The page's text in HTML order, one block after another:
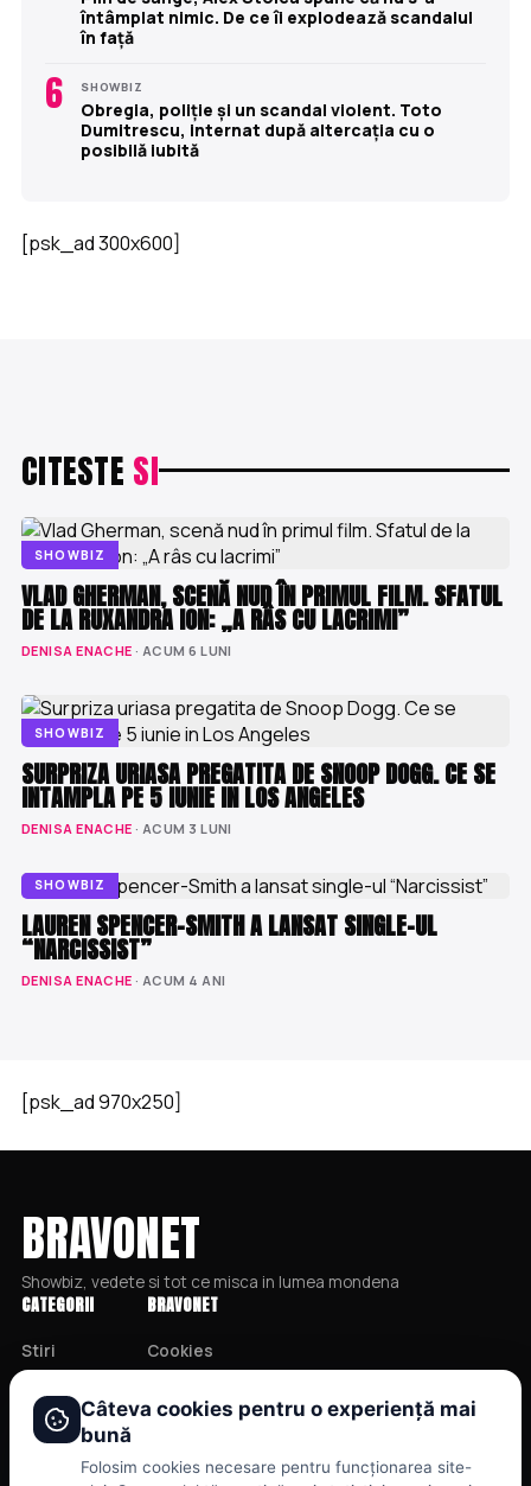
întâmplat nimic. De ce îi explodează scandalul
în față
6 SHOWBIZ
Obregia, poliție și un scandal violent. Toto
Dumitrescu, internat după altercația cu o
posibilă iubită
[psk_ad 300x600]
CITESTE SI
SHOWBIZ
VLAD GHERMAN, SCENĂ NUD ÎN PRIMUL FILM. SFATUL
DE LA RUXANDRA ION: „A RÂS CU LACRIMI”
DENISA ENACHE · ACUM 6 LUNI
SHOWBIZ
SURPRIZA URIASA PREGATITA DE SNOOP DOGG. CE SE
INTAMPLA PE 5 IUNIE IN LOS ANGELES
DENISA ENACHE · ACUM 3 LUNI
SHOWBIZ
LAUREN SPENCER-SMITH A LANSAT SINGLE-UL
“NARCISSIST”
DENISA ENACHE · ACUM 4 ANI
[psk_ad 970x250]
BRAVONET
Showbiz, vedete si tot ce misca in lumea mondena
CATEGORII
Stiri
Publicitate
Lifestyle
BRAVONET
Cookies
Politica De Confidentialitate
Câteva cookies pentru o experiență mai
bună
Folosim cookies necesare pentru funcționarea site-